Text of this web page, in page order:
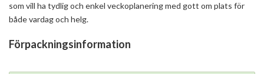
som vill ha tydlig och enkel veckoplanering med gott om plats för
både vardag och helg.
Förpackningsinformation